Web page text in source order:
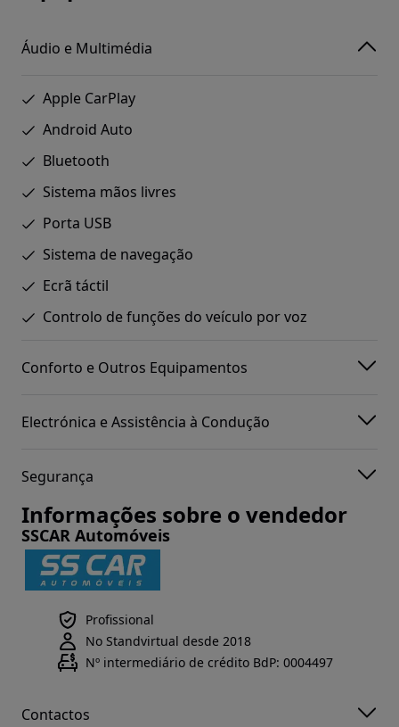
Áudio e Multimédia
Apple CarPlay
Android Auto
Bluetooth
Sistema mãos livres
Porta USB
Sistema de navegação
Ecrã táctil
Controlo de funções do veículo por voz
Conforto e Outros Equipamentos
Electrónica e Assistência à Condução
Segurança
Informações sobre o vendedor
SSCAR Automóveis
Profissional
No Standvirtual desde 2018
Nº intermediário de crédito BdP: 0004497
Contactos